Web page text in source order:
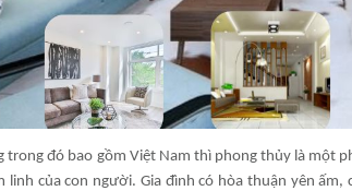
trong đó bao gồm Việt Nam thì phong thủy là một
linh của con người. Gia đình có hòa thuận yên